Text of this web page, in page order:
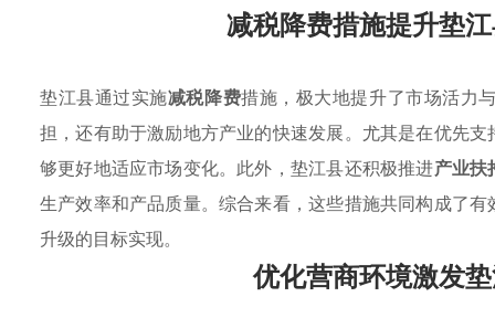
减税降费措施提升垫
垫江县通过实施减税降费措施，极大地提升了市场活力
担，还有助于激励地方产业的快速发展。尤其是在优先
够更好地适应市场变化。此外，垫江县还积极推进产业扶
生产效率和产品质量。综合来看，这些措施共同构成了
升级的目标实现。
优化营商环境激发